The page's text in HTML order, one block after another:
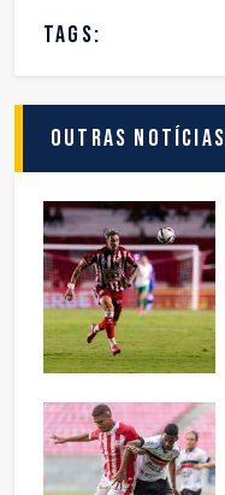
TAGS:
Outras Notícias